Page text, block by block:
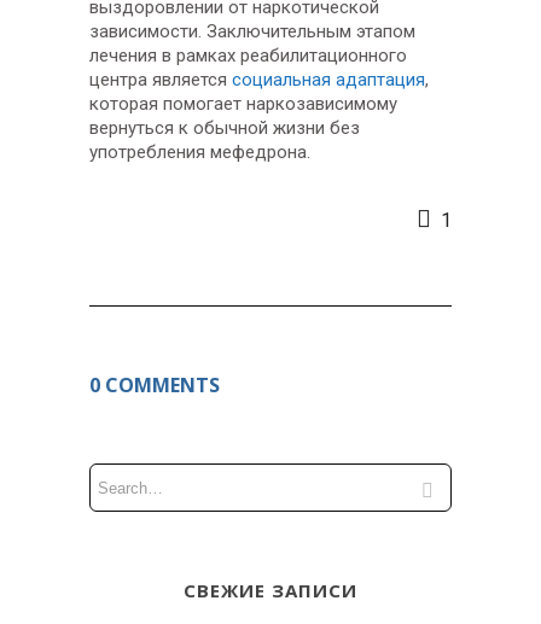
выздоровлении от наркотической
зависимости. Заключительным этапом
лечения в рамках реабилитационного
центра является социальная адаптация,
которая помогает наркозависимому
вернуться к обычной жизни без
употребления мефедрона.
1
0 COMMENTS
СВЕЖИЕ ЗАПИСИ